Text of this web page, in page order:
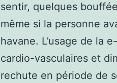
sentir, quelques
même si la personne
havane. L’usage de la
cardio-vasculaires et
rechute en période de